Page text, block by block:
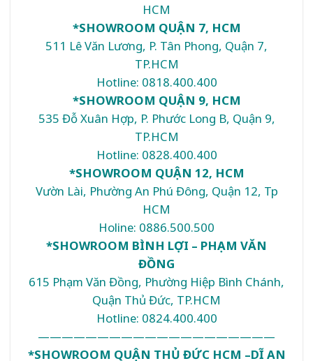
HCM
*SHOWROOM QUẬN 7, HCM
511 Lê Văn Lương, P. Tân Phong, Quận 7,
TP.HCM
Hotline: 0818.400.400
*SHOWROOM QUẬN 9, HCM
535 Đỗ Xuân Hợp, P. Phước Long B, Quận 9,
TP.HCM
Hotline: 0828.400.400
*SHOWROOM QUẬN 12, HCM
Vườn Lài, Phường An Phú Đông, Quận 12, Tp
HCM
Holine: 0886.500.500
*SHOWROOM BÌNH LỢI – PHẠM VĂN
ĐỒNG
615 Phạm Văn Đồng, Phường Hiệp Bình Chánh,
Quận Thủ Đức, TP.HCM
Hotline: 0824.400.400
————————————————————
*SHOWROOM QUẬN THỦ ĐỨC HCM –DĨ AN